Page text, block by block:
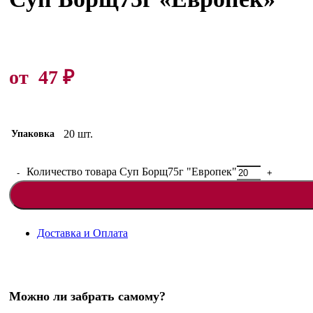
от 47 ₽
Упаковка 20 шт.
Количество товара Суп Борщ75г "Европек"
Доставка и Оплата
Можно ли забрать самому?